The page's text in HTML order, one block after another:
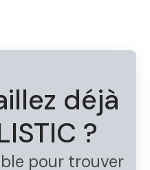
déjà
?
pour trouver